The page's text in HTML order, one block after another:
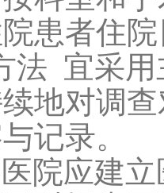
患者住
法 宜采
地对调
记录。
院应建